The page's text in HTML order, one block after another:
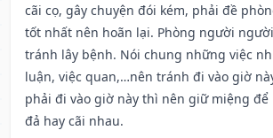
cãi cọ, gây chuyện đói kém, phải đề
tốt nhất nên hoãn lại. Phòng người
tránh lây bệnh. Nói chung những việc
luận, việc quan,…nên tránh đi vào giờ
phải đi vào giờ này thì nên giữ miệng để
đả hay cãi nhau.